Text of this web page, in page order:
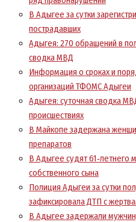
В Адыгее за сутки
пострадавших
Адыгея: 270 обращений в
сводка МВД
Информация о сроках и
организаций ТФОМС Адыгеи
Адыгея: суточная сводка
происшествиях
В Майкопе задержана
препаратов
В Адыгее судят 61‑летнего
собственного сына
Полиция Адыгеи за сутки
зафиксировала ДТП с
В Адыгее задержали